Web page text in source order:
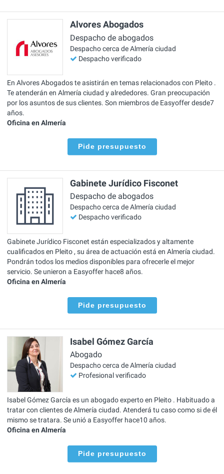
Alvores Abogados
Despacho de abogados
Despacho cerca de Almería ciudad
Despacho verificado
En Alvores Abogados te asistirán en temas relacionados con Pleito .
Te atenderán en Almería ciudad y alrededores. Gran preocupación
por los asuntos de sus clientes. Son miembros de Easyoffer desde7
años.
Oficina en Almería
Pide presupuesto
Gabinete Jurídico Fisconet
Despacho de abogados
Despacho cerca de Almería ciudad
Despacho verificado
Gabinete Jurídico Fisconet están especializados y altamente
cualificados en Pleito , su área de actuación está en Almería ciudad.
Pondrán todos los medios disponibles para ofrecerle el mejor
servicio. Se unieron a Easyoffer hace8 años.
Oficina en Almería
Pide presupuesto
Isabel Gómez García
Abogado
Despacho cerca de Almería ciudad
Profesional verificado
Isabel Gómez García es un abogado experto en Pleito . Habituado a
tratar con clientes de Almería ciudad. Atenderá tu caso como si de él
mismo se tratara. Se unió a Easyoffer hace10 años.
Oficina en Almería
Pide presupuesto